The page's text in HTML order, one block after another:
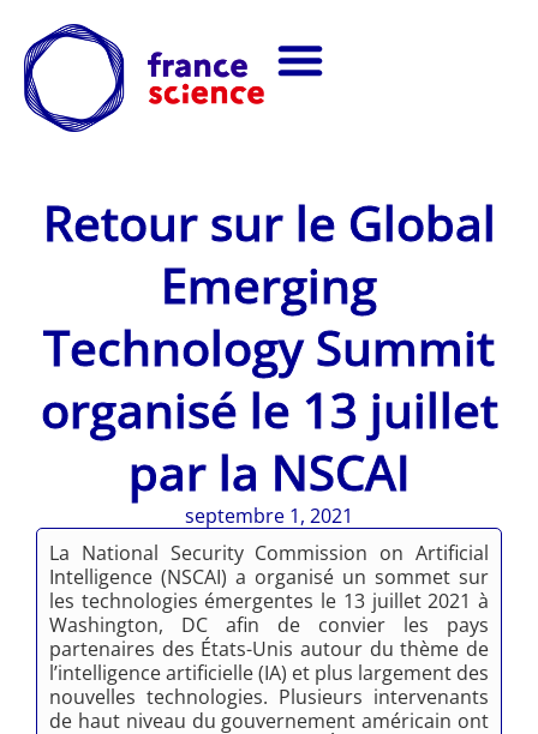
Retour sur le Global
Emerging
Technology Summit
organisé le 13 juillet
par la NSCAI
septembre 1, 2021
La National Security Commission on Artificial
Intelligence (NSCAI) a organisé un sommet sur
les technologies émergentes le 13 juillet 2021 à
Washington, DC afin de convier les pays
partenaires des États-Unis autour du thème de
l’intelligence artificielle (IA) et plus largement des
nouvelles technologies. Plusieurs intervenants
de haut niveau du gouvernement américain ont